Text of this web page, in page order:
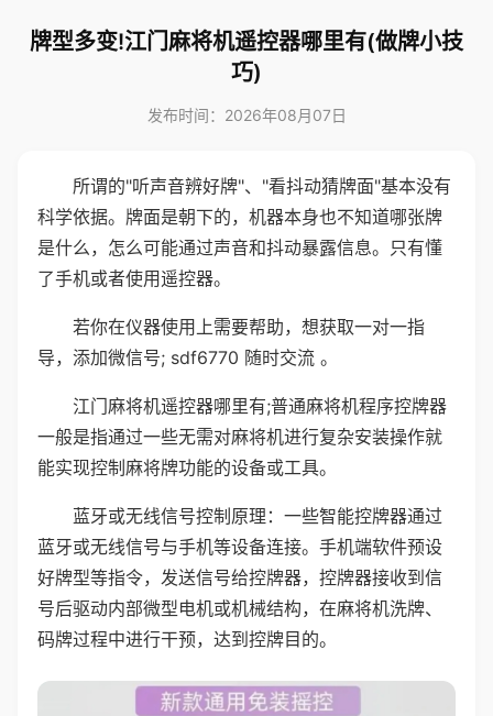
牌型多变!江门麻将机遥控器哪里有(做牌小技
巧)
发布时间：2026年08月07日
所谓的"听声音辨好牌"、"看抖动猜牌面"基本没有
科学依据。牌面是朝下的，机器本身也不知道哪张牌
是什么，怎么可能通过声音和抖动暴露信息。只有懂
了手机或者使用遥控器。
若你在仪器使用上需要帮助，想获取一对一指
导，添加微信号; sdf6770 随时交流 。
江门麻将机遥控器哪里有;普通麻将机程序控牌器
一般是指通过一些无需对麻将机进行复杂安装操作就
能实现控制麻将牌功能的设备或工具。
蓝牙或无线信号控制原理：一些智能控牌器通过
蓝牙或无线信号与手机等设备连接。手机端软件预设
好牌型等指令，发送信号给控牌器，控牌器接收到信
号后驱动内部微型电机或机械结构，在麻将机洗牌、
码牌过程中进行干预，达到控牌目的。